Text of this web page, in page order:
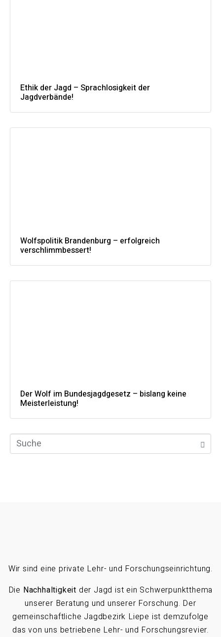
Ethik der Jagd – Sprachlosigkeit der
Jagdverbände!
Wolfspolitik Brandenburg – erfolgreich
verschlimmbessert!
Der Wolf im Bundesjagdgesetz – bislang keine
Meisterleistung!
Wir sind eine private Lehr- und Forschungseinrichtung.
Die Nachhaltigkeit der Jagd ist ein Schwerpunktthema
unserer Beratung und unserer Forschung. Der
gemeinschaftliche Jagdbezirk Liepe ist demzufolge
das von uns betriebene Lehr- und Forschungsrevier.